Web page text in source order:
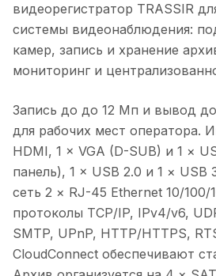
видеорегистратор TRASSIR
системы видеонаблюдения:
камер, запись и хранение
мониторинг и
Запись до до 12 Мп и вывод
для рабочих мест оператора.
HDMI, 1 × VGA (D-SUB) и 1 ×
панель), 1 × USB 2.0 и 1 × USB
сеть 2 × RJ-45 Ethernet 10/
протоколы TCP/IP, IPv4/v6,
SMTP, UPnP, HTTP/HTTPS,
CloudConnect обеспечивают